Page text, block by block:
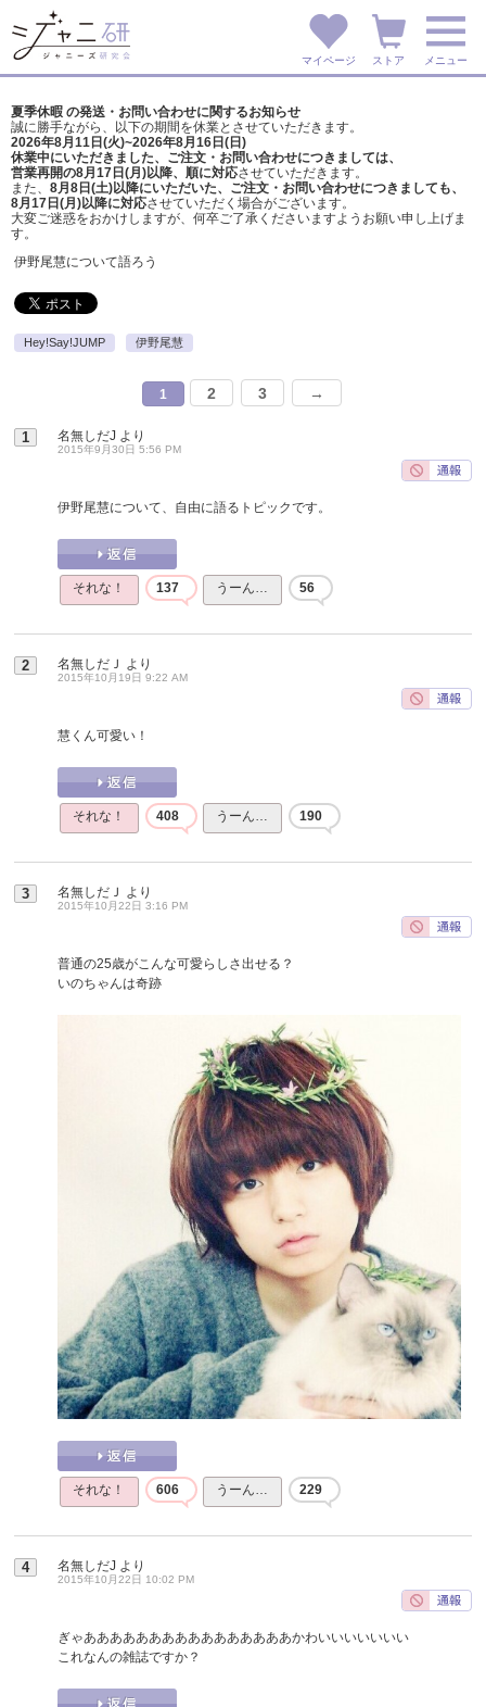
マイページ ストア メニュー
夏季休暇 の発送・お問い合わせに関するお知らせ
誠に勝手ながら、以下の期間を休業とさせていただきます。
2026年8月11日(火)~2026年8月16日(日)
休業中にいただきました、ご注文・お問い合わせにつきましては、
営業再開の8月17日(月)以降、順に対応させていただきます。
また、 8月8日(土)以降にいただいた、ご注文・ お問い合わせにつきましても、
8月17日(月)以降に対応させていただく場合がございます。
大変ご迷惑をおかけしますが、 何卒ご了承くださいますようお願い申し上げま
す。
伊野尾慧について語ろう
Hey!Say!JUMP 伊野尾慧
1 2 3 →
1 名無しだJ より
2015年9月30日 5:56 PM
伊野尾慧について、自由に語るトピックです。
それな！ 137 うーん… 56
2 名無しだＪ より
2015年10月19日 9:22 AM
慧くん可愛い！
それな！ 408 うーん… 190
3 名無しだＪ より
2015年10月22日 3:16 PM
普通の25歳がこんな可愛らしさ出せる？
いのちゃんは奇跡
それな！ 606 うーん… 229
4 名無しだJ より
2015年10月22日 10:02 PM
ぎゃああああああああああああああああかわいいいいいいい
これなんの雑誌ですか？